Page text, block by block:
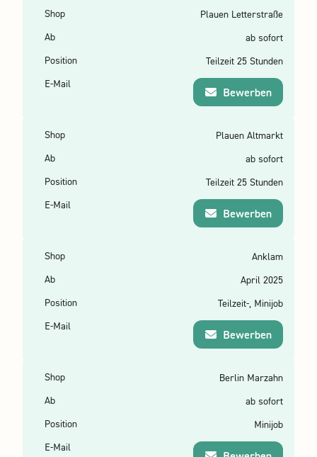
Plauen Letterstraße
ab sofort
Teilzeit 25 Stunden
Bewerben
Plauen Altmarkt
ab sofort
Teilzeit 25 Stunden
Bewerben
Anklam
April 2025
Teilzeit-, Minijob
Bewerben
Berlin Marzahn
ab sofort
Minijob